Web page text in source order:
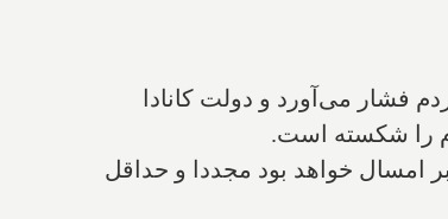
فشار می‌آورد و دولت کانادا
را شکسته است.
کارشناسان گفتند که به احتمال ۷۵% بهره‌ها در جلسه بعدی بانک مرکزی که در ۶ سپتامبر امسال خواهد بود مجددا و حداقل